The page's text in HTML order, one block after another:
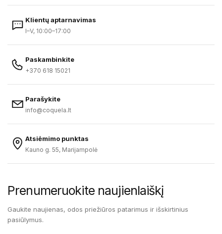
Klientų aptarnavimas
I–V, 10:00–17:00
Paskambinkite
+370 618 15021
Parašykite
info@coquela.lt
Atsiėmimo punktas
Kauno g. 55, Marijampolė
Prenumeruokite naujienlaiškį
Gaukite naujienas, odos priežiūros patarimus ir išskirtinius
pasiūlymus.